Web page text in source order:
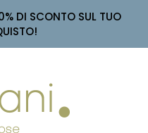
DI SCONTO SUL TUO